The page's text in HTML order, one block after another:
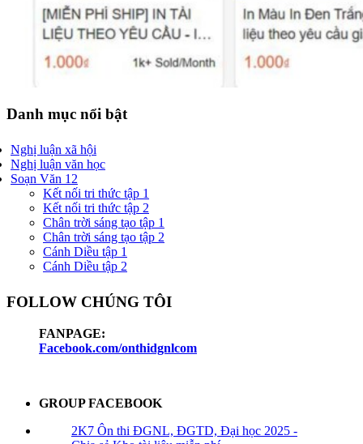
Danh mục nổi bật
Nghị luận xã hội
Nghị luận văn học
Soạn Văn 12
Kết nối tri thức tập 1
Kết nối tri thức tập 2
Chân trời sáng tạo tập 1
Chân trời sáng tạo tập 2
Cánh Diều tập 1
Cánh Diều tập 2
FOLLOW CHÚNG TÔI
FANPAGE:
Facebook.com/onthidgnlcom
GROUP FACEBOOK
2K7 Ôn thi ĐGNL, ĐGTD, Đại học 2025 -